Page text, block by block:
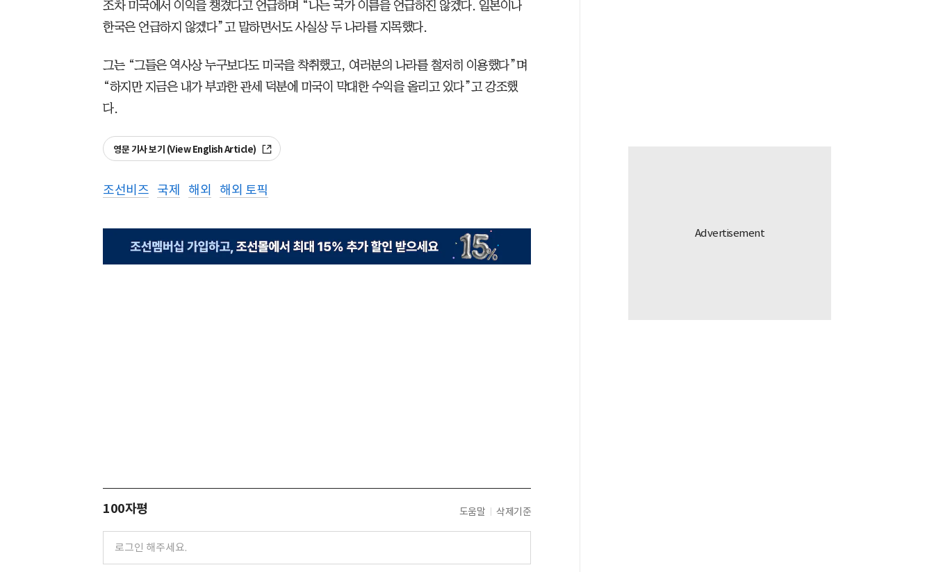
조차 미국에서 이익을 챙겼다고 언급하며 “나는 국가 이름을 언급하진 않겠다. 일본이나
한국은 언급하지 않겠다”고 말하면서도 사실상 두 나라를 지목했다.
그는 “그들은 역사상 누구보다도 미국을 착취했고, 여러분의 나라를 철저히 이용했다”며
“하지만 지금은 내가 부과한 관세 덕분에 미국이 막대한 수익을 올리고 있다”고 강조했
다.
영문 기사 보기 (View English Article)
조선비즈 국제 해외 해외 토픽
100자평 도움말 삭제기준